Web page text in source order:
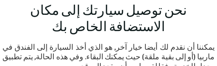
نحن توصيل سيارتك إلى مكان
الاستضافة الخاص بك
يمكننا أن نقدم لك أيضا خيار آخر, هو الذي أخذ السيارة إلى الفندق في
ماربيا (أو إلى بقية ملقة) حيث يمكنك البقاء. وفي هذه الحالة, يتم تطبيق